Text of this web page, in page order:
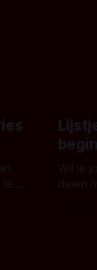
te
Wil je
delen